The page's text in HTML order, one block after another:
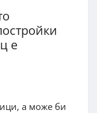
е
а може би